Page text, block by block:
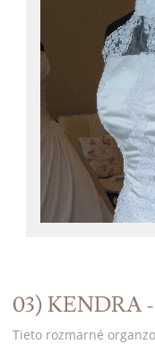
03) KENDRA -
Tieto rozmarné